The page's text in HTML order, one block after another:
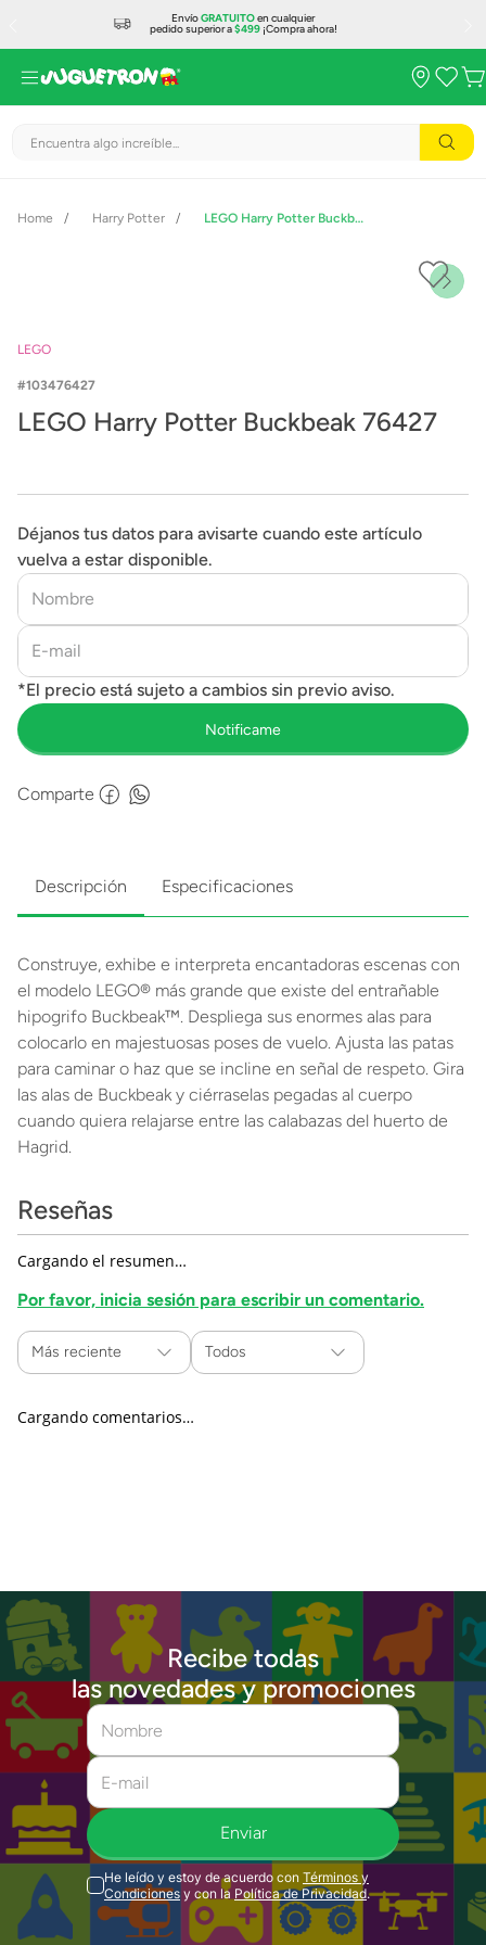
EnvíoGRATUITOen cualquier
pedido superior a$499¡Compra ahora!
Encuentra algo increíble...
Harry Potter LEGO Harry Potter Buckbeak 76427
LEGO
103476427
LEGO Harry Potter Buckbeak 76427
Déjanos tus datos para avisarte cuando este artículo
vuelva a estar disponible.
Comparte
Descripción Especificaciones
Construye, exhibe e interpreta encantadoras escenas con
el modelo LEGO® más grande que existe del entrañable
hipogrifo Buckbeak™. Despliega sus enormes alas para
colocarlo en majestuosas poses de vuelo. Ajusta las patas
para caminar o haz que se incline en señal de respeto. Gira
las alas de Buckbeak y ciérraselas pegadas al cuerpo
cuando quiera relajarse entre las calabazas del huerto de
Hagrid.
Reseñas
Cargando el resumen…
Por favor, inicia sesión para escribir un comentario.
Más reciente Todos
Cargando comentarios…
Recibe todas
las novedades y promociones
Enviar
He leído y estoy de acuerdo con Términos y
Condiciones y con la Política de Privacidad.